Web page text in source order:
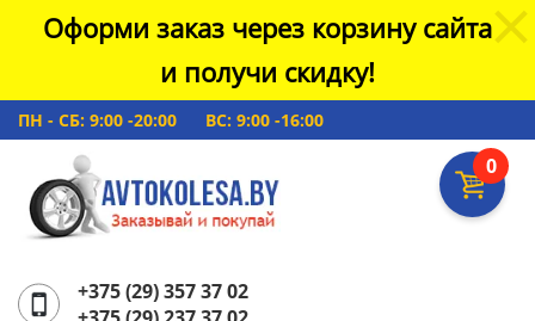
Оформи заказ через корзину сайта
и получи скидку!
ПН - СБ: 9:00 -20:00 ВС: 9:00 -16:00
0
+375 (29) 357 37 02